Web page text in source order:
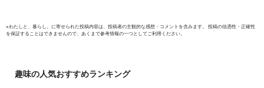
※わたしと、暮らし。 に寄せられた投稿内容は、投稿者の主観的な感想・コメントを含みます。 投稿の信憑性・正確性
を保証することはできませんので、あくまで参考情報の一つとしてご利用ください。
趣味の人気おすすめランキング